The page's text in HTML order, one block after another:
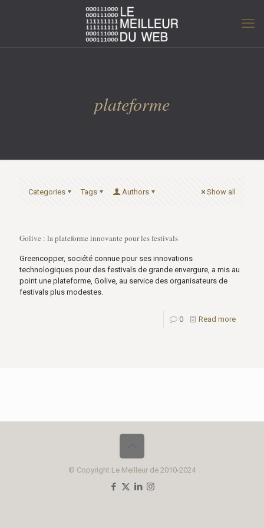
plateforme
Categories Tags Authors Show all
Golive : la plateforme innovante pour les festivals
Greencopper, société connue pour ses innovations
technologiques pour des festivals de grande envergure, a mis au
point une plateforme, Golive, au service des organisateurs de
festivals plus modestes.
0 Read more
© Copyright Le Meilleur de 2010-2024